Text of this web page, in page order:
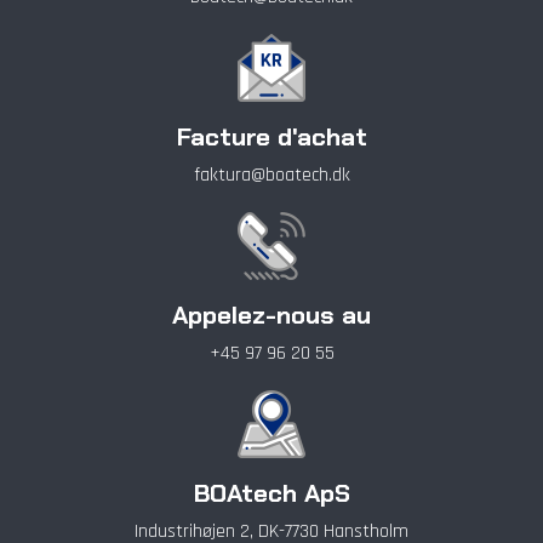
Facture d'achat
faktura@boatech.dk
Appelez-nous au
+45 97 96 20 55
BOAtech ApS
Industrihøjen 2, DK-7730 Hanstholm